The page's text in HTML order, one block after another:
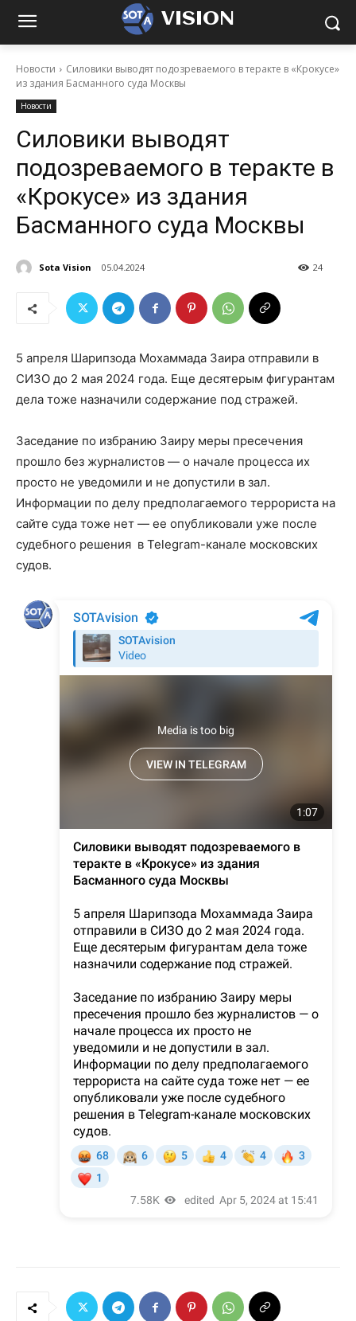
VISION
Новости
Силовики выводят подозреваемого в теракте в «Крокусе»
из здания Басманного суда Москвы
Новости
Силовики выводят
подозреваемого в теракте в
«Крокусе» из здания
Басманного суда Москвы
Sota Vision 05.04.2024 24
5 апреля Шарипзода Мохаммада Заира отправили в
СИЗО до 2 мая 2024 года. Еще десятерым фигурантам
дела тоже назначили содержание под стражей.
Заседание по избранию Заиру меры пресечения
прошло без журналистов — о начале процесса их
просто не уведомили и не допустили в зал.
Информации по делу предполагаемого террориста на
сайте суда тоже нет — ее опубликовали уже после
судебного решения в Telegram-канале московских
судов.